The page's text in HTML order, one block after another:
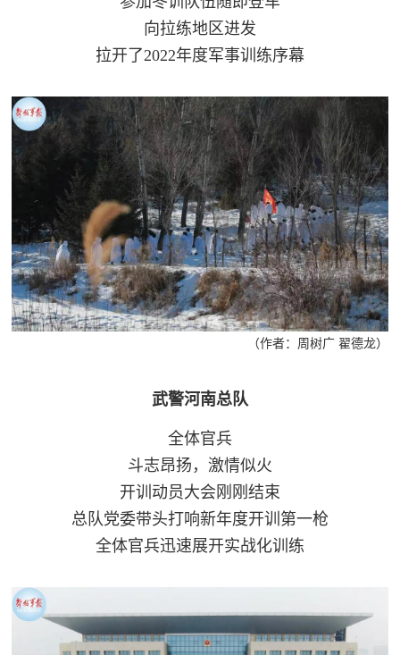
向拉练地区进发
拉开了2022年度军事训练序幕
（作者：周树广 翟德龙）
武警河南总队
全体官兵
斗志昂扬，激情似火
开训动员大会刚刚结束
总队党委带头打响新年度开训第一枪
全体官兵迅速展开实战化训练